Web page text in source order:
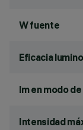
W fuente
Eficacia
lm en modo
Intensidad